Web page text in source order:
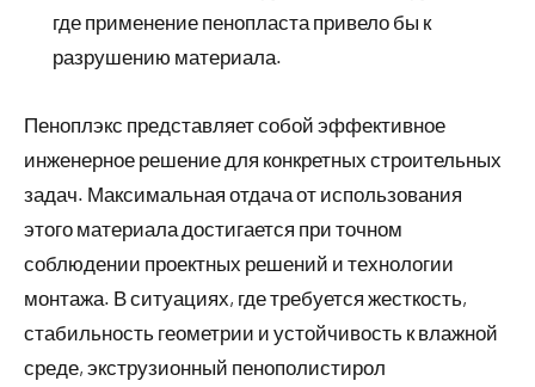
где применение пенопласта привело бы к
разрушению материала.
Пеноплэкс представляет собой эффективное
инженерное решение для конкретных строительных
задач. Максимальная отдача от использования
этого материала достигается при точном
соблюдении проектных решений и технологии
монтажа. В ситуациях, где требуется жесткость,
стабильность геометрии и устойчивость к влажной
среде, экструзионный пенополистирол